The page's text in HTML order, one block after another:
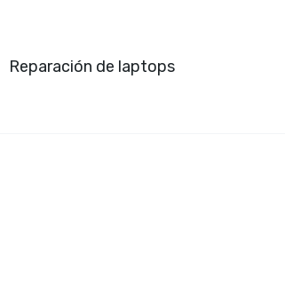
Reparación de laptops